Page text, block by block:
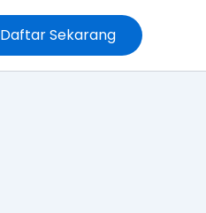
Daftar Sekarang